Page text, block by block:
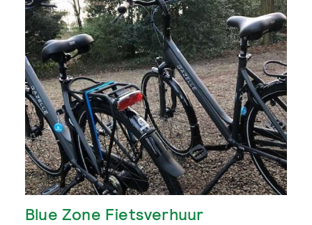
Blue Zone Fietsverhuur